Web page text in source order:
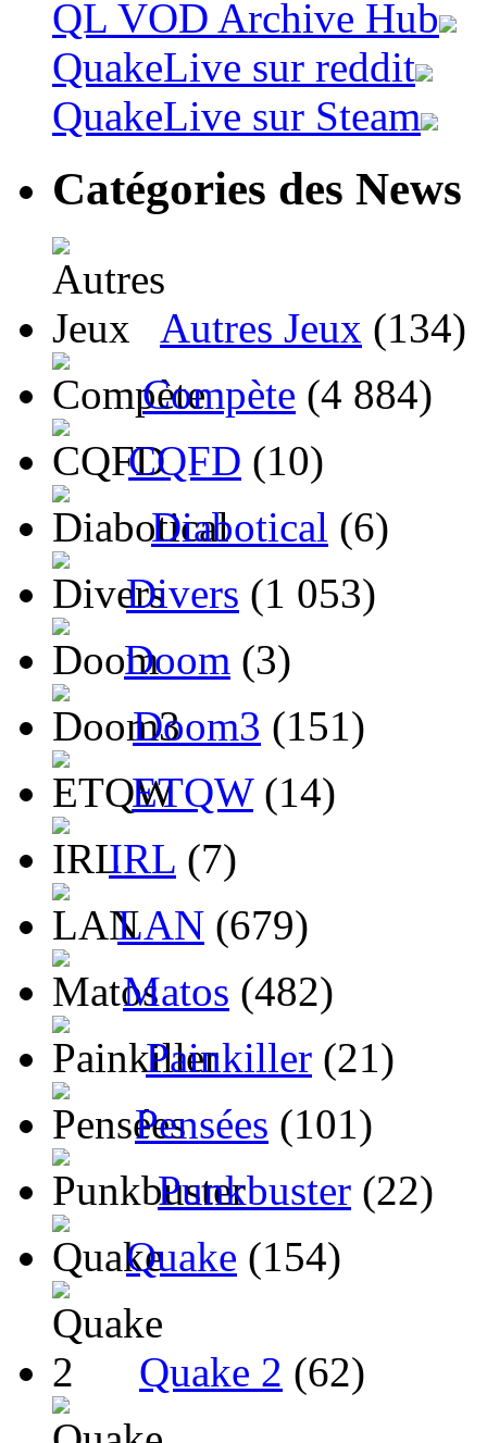
QL VOD Archive Hub
QuakeLive sur reddit
QuakeLive sur Steam
Catégories des News
Autres Jeux (134)
Compète (4 884)
CQFD (10)
Diabotical (6)
Divers (1 053)
Doom (3)
Doom3 (151)
ETQW(14)
IRL (7)
LAN (679)
Matos (482)
Painkiller (21)
Pensées (101)
Punkbuster (22)
Quake (154)
Quake 2 (62)